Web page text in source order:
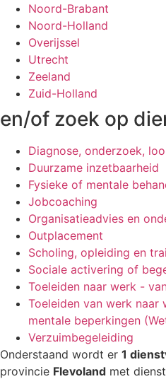
Noord-Brabant
Noord-Holland
Overijssel
Utrecht
Zeeland
Zuid-Holland
en/of zoek op
Diagnose, onderzoek,
Duurzame inzetbaarheid
Fysieke of mentale
Jobcoaching
Organisatieadvies en
Outplacement
Scholing, opleiding en
Sociale activering of
Toeleiden naar werk -
Toeleiden van werk
mentale beperkingen
Verzuimbegeleiding
Onderstaand wordt er 1
provincie Flevoland met dienst